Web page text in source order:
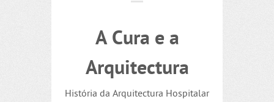
A Cura e a
Arquitectura
História da Arquitectura Hospitalar